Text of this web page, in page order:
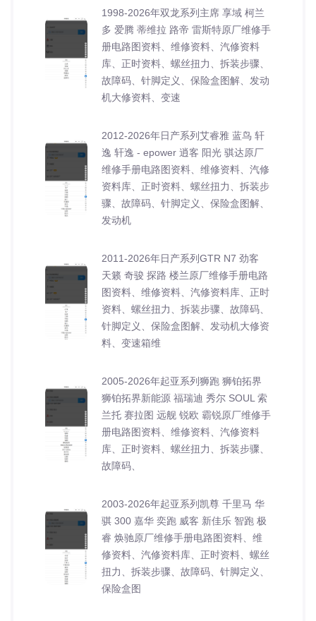
1998-2026年双龙系列主席 享域 柯兰
多 爱腾 蒂维拉 路帝 雷斯特原厂维修手
册电路图资料、维修资料、汽修资料
库、正时资料、螺丝扭力、拆装步骤、
故障码、针脚定义、保险盒图解、发动
机大修资料、变速
2012-2026年日产系列艾睿雅 蓝鸟 轩
逸 轩逸 - epower 逍客 阳光 骐达原厂
维修手册电路图资料、维修资料、汽修
资料库、正时资料、螺丝扭力、拆装步
骤、故障码、针脚定义、保险盒图解、
发动机
2011-2026年日产系列GTR N7 劲客
天籁 奇骏 探路 楼兰原厂维修手册电路
图资料、维修资料、汽修资料库、正时
资料、螺丝扭力、拆装步骤、故障码、
针脚定义、保险盒图解、发动机大修资
料、变速箱维
2005-2026年起亚系列狮跑 狮铂拓界
狮铂拓界新能源 福瑞迪 秀尔 SOUL 索
兰托 赛拉图 远舰 锐欧 霸锐原厂维修手
册电路图资料、维修资料、汽修资料
库、正时资料、螺丝扭力、拆装步骤、
故障码、
2003-2026年起亚系列凯尊 千里马 华
骐 300 嘉华 奕跑 威客 新佳乐 智跑 极
睿 焕驰原厂维修手册电路图资料、维
修资料、汽修资料库、正时资料、螺丝
扭力、拆装步骤、故障码、针脚定义、
保险盒图